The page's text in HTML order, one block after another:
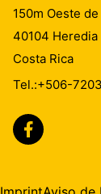
150m Oeste
40104 Heredia
Costa Rica
Tel.:+506-